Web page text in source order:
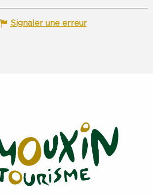
Signaler une erreur